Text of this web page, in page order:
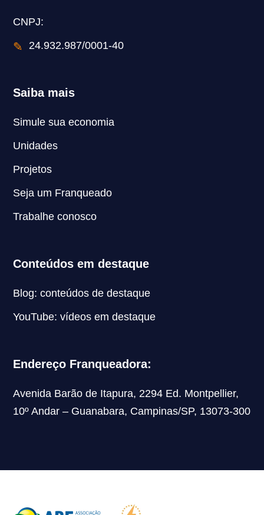
CNPJ:
✎
24.932.987/0001-40
Saiba mais
Simule sua economia
Unidades
Projetos
Seja um Franqueado
Trabalhe conosco
Conteúdos em destaque
Blog: conteúdos de destaque
YouTube: vídeos em destaque
Endereço Franqueadora:
Avenida Barão de Itapura, 2294 Ed. Montpellier,
10º Andar – Guanabara, Campinas/SP, 13073-300